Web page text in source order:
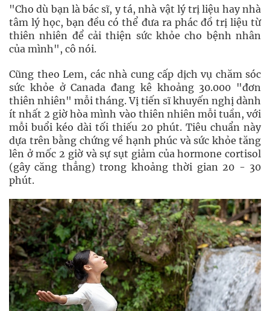
"Cho dù bạn là bác sĩ, y tá, nhà vật lý trị liệu hay nhà
tâm lý học, bạn đều có thể đưa ra phác đồ trị liệu từ
thiên nhiên để cải thiện sức khỏe cho bệnh nhân
của mình", cô nói.
Cũng theo Lem, các nhà cung cấp dịch vụ chăm sóc
sức khỏe ở Canada đang kê khoảng 30.000 "đơn
thiên nhiên" mỗi tháng. Vị tiến sĩ khuyến nghị dành
ít nhất 2 giờ hòa mình vào thiên nhiên mỗi tuần, với
mỗi buổi kéo dài tối thiếu 20 phút. Tiêu chuẩn này
dựa trên bằng chứng về hạnh phúc và sức khỏe tăng
lên ở mốc 2 giờ và sự sụt giảm của hormone cortisol
(gây căng thẳng) trong khoảng thời gian 20 - 30
phút.